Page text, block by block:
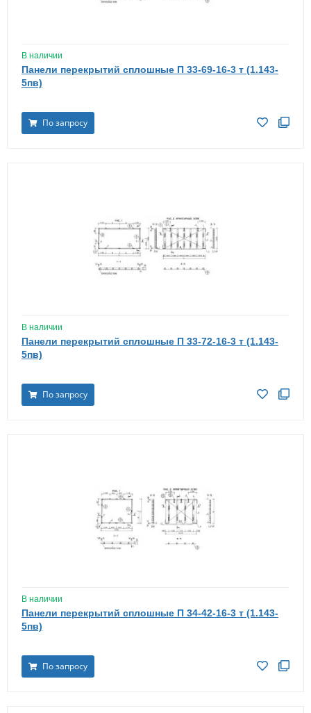
В наличии
Панели перекрытий сплошные П 33-69-16-3 т (1.143-
5пв)
По запросу
В наличии
Панели перекрытий сплошные П 33-72-16-3 т (1.143-
5пв)
По запросу
В наличии
Панели перекрытий сплошные П 34-42-16-3 т (1.143-
5пв)
По запросу